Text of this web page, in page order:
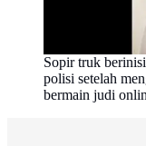
Sopir truk
polisi setelah
bermain judi